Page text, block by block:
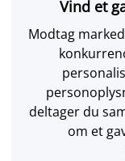
Vind et
Modtag
deltager du
om et